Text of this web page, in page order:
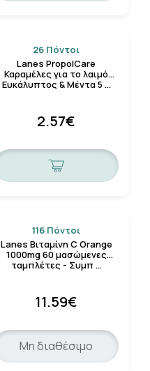
26 Πόντοι
Lanes PropolCare
Καραμέλες για το λαιμό
Ευκάλυπτος & Μέντα 5 …
2.57€
116 Πόντοι
Lanes Βιταμίνη C Orange
1000mg 60 μασώμενες
ταμπλέτες - Συμπ …
11.59€
Μη διαθέσιμο